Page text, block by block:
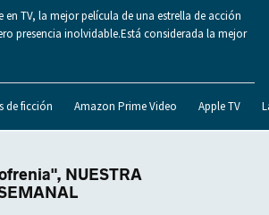
en TV, la mejor película de una estrella de acción
presencia inolvidable.Está considerada la mejor
de ficción Amazon Prime Video Apple TV
NUESTRA